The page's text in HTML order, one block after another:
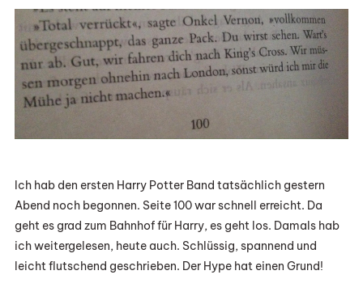
Ich hab den ersten Harry Potter Band tatsächlich gestern
Abend noch begonnen. Seite 100 war schnell erreicht. Da
geht es grad zum Bahnhof für Harry, es geht los. Damals hab
ich weitergelesen, heute auch. Schlüssig, spannend und
leicht flutschend geschrieben. Der Hype hat einen Grund!